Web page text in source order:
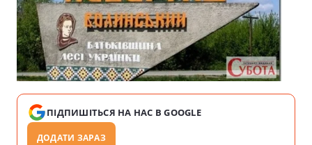
ПІДПИШІТЬСЯ НА НАС В GOOGLE
ДОДАТИ ЗАРАЗ